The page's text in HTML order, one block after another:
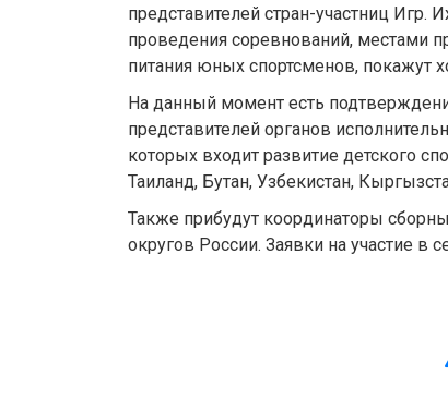
представителей стран-участниц Игр.
проведения соревнований, местами
питания юных спортсменов, покажут
На данный момент есть
представителей органов
которых входит развитие детского
Таиланд, Бутан, Узбекистан,
Также прибудут координаторы
округов России. Заявки на участие в